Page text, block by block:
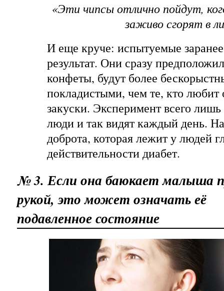
«Эти чипсы отлично пойдут,
заживо сгорят в
И еще круче: испытуемые
результат. Они сразу
конфеты, будут более
покладистыми, чем те, кто любит
закуски. Эксперимент всего
люди и так видят каждый день.
доброта, которая лежит у людей
действительности диабет.
№ 3. Если она баюкает малыша
рукой, это может означать её
подавленное состояние